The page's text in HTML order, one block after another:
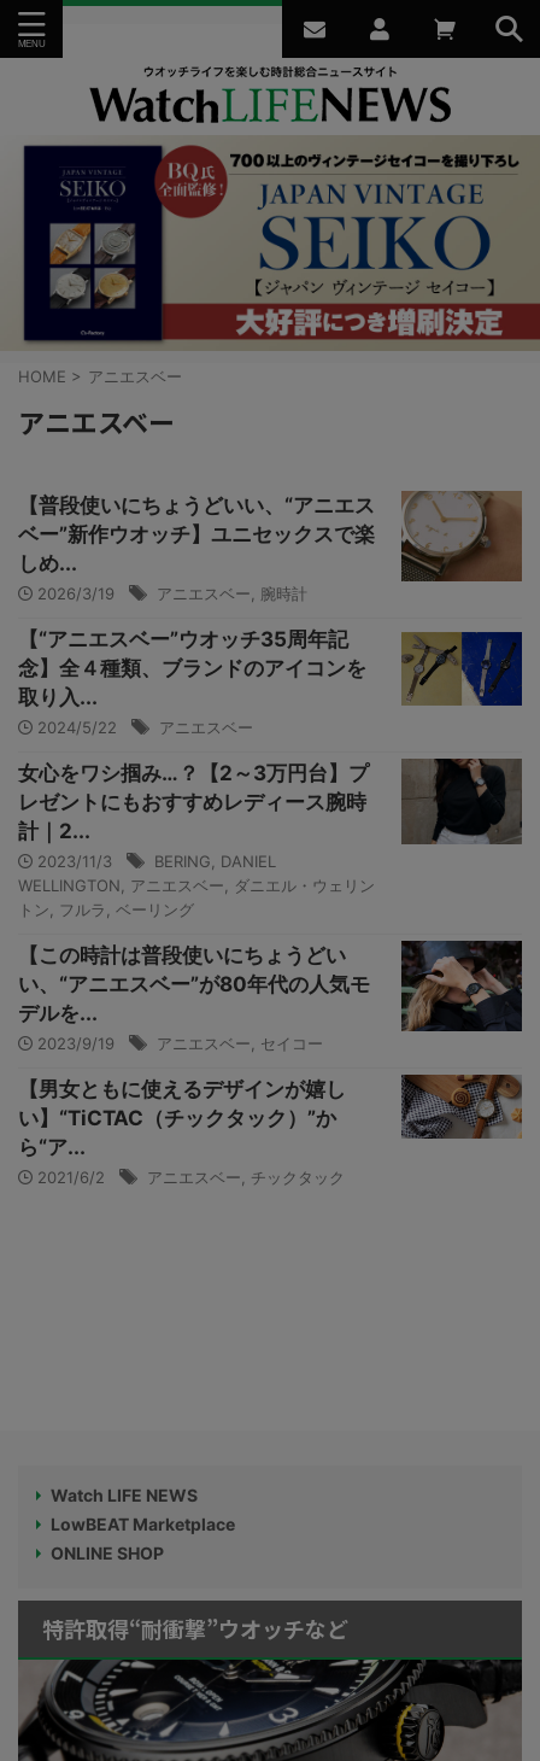
HOME > アニエスベー
アニエスベー
【普段使いにちょうどいい、“アニエス
ベー”新作ウオッチ】ユニセックスで楽
しめ...
2026/3/19 アニエスベー 腕時計
【“アニエスベー”ウオッチ35周年記
念】全４種類、ブランドのアイコンを
取り入...
2024/5/22 アニエスベー
女心をワシ掴み…？【2～3万円台】プ
レゼントにもおすすめレディース腕時
計｜2...
2023/11/3 BERING
DANIEL
WELLINGTON
アニエスベー
ダニエル・ウェリン
トン
フルラ ベーリング
【この時計は普段使いにちょうどい
い、“アニエスベー”が80年代の人気モ
デルを...
2023/9/19 アニエスベー セイコー
【男女ともに使えるデザインが嬉し
い】“TiCTAC（チックタック）”か
ら“ア...
2021/6/2 アニエスベー チックタック
Watch LIFE NEWS
LowBEAT Marketplace
ONLINE SHOP
特許取得“耐衝撃”ウオッチなど